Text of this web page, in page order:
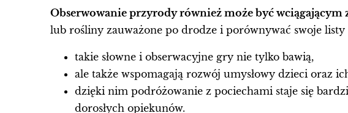
Obserwowanie przyrody również może być wciągającym
lub rośliny zauważone po drodze i porównywać swoje
takie słowne i obserwacyjne gry nie tylko bawią,
ale także wspomagają rozwój umysłowy dzieci oraz
dzięki nim podróżowanie z pociechami staje się
dorosłych opiekunów.